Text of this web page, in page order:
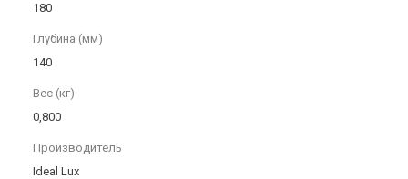
180
Глубина (мм)
140
Вес (кг)
0,800
Производитель
Ideal Lux